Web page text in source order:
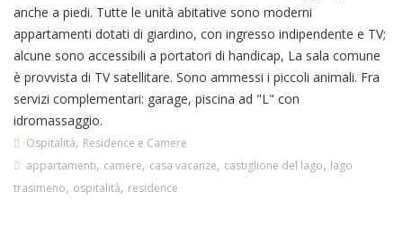
anche a piedi. Tutte le unità abitative sono moderni
appartamenti dotati di giardino, con ingresso indipendente e TV;
alcune sono accessibili a portatori di handicap, La sala comune
è provvista di TV satellitare. Sono ammessi i piccoli animali. Fra
servizi complementari: garage, piscina ad "L" con
idromassaggio.
Ospitalità, Residence e Camere
appartamenti, camere, casa vacanze, castiglione del lago, lago
trasimeno, ospitalità, residence